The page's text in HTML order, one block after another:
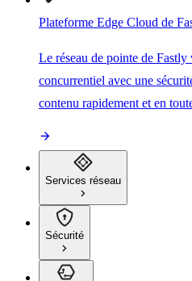
Plateforme Edge Cloud de
Le réseau de pointe de
concurrentiel avec une
contenu rapidement et en
Services réseau
Sécurité